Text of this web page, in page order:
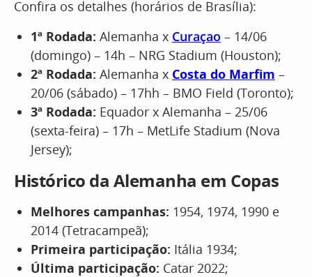
Confira os detalhes (horários de Brasília):
1ª Rodada: Alemanha x Curaçao – 14/06
(domingo) – 14h – NRG Stadium (Houston);
2ª Rodada: Alemanha x Costa do Marfim –
20/06 (sábado) – 17hh – BMO Field (Toronto);
3ª Rodada: Equador x Alemanha – 25/06
(sexta-feira) – 17h – MetLife Stadium (Nova
Jersey);
Histórico da Alemanha em Copas
Melhores campanhas: 1954, 1974, 1990 e
2014 (Tetracampeã);
Primeira participação: Itália 1934;
Última participação: Catar 2022;